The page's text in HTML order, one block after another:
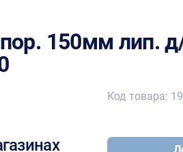
150мм лип.
Код товара: